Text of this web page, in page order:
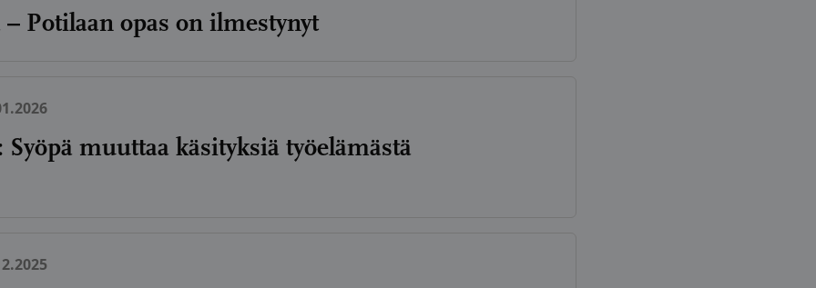
– Potilaan opas on ilmestynyt
Syöpä muuttaa käsityksiä työelämästä